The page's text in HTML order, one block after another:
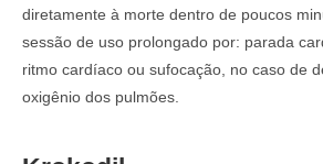
diretamente à morte dentro de poucos
sessão de uso prolongado por: parada
ritmo cardíaco ou sufocação, no caso de
oxigênio dos pulmões.